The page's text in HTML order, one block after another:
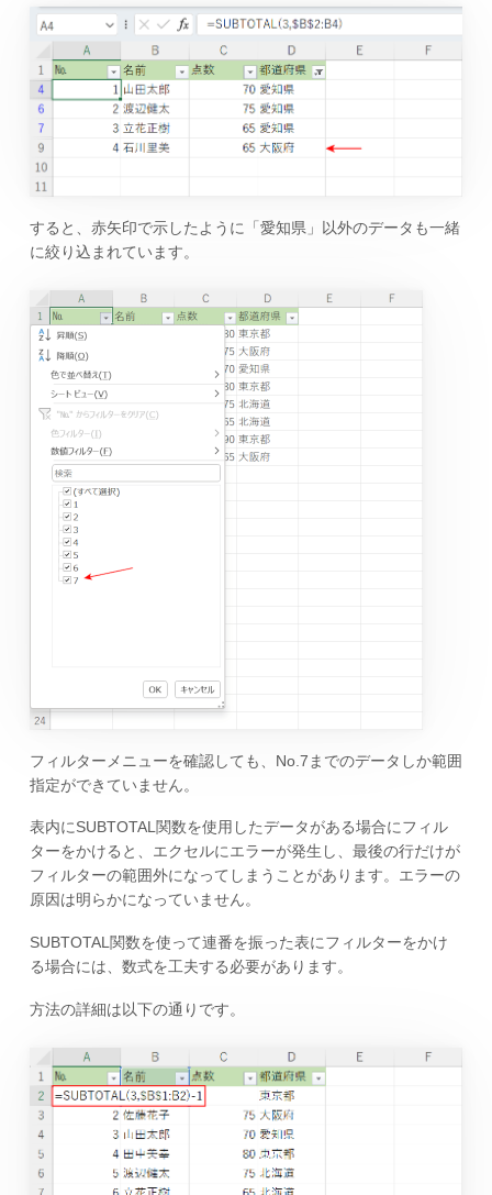
すると、赤矢印で示したように「愛知県」以外のデータも一緒
に絞り込まれています。
フィルターメニューを確認しても、No.7までのデータしか範囲
指定ができていません。
表内にSUBTOTAL関数を使用したデータがある場合にフィル
ターをかけると、エクセルにエラーが発生し、最後の行だけが
フィルターの範囲外になってしまうことがあります。エラーの
原因は明らかになっていません。
SUBTOTAL関数を使って連番を振った表にフィルターをかけ
る場合には、数式を工夫する必要があります。
方法の詳細は以下の通りです。